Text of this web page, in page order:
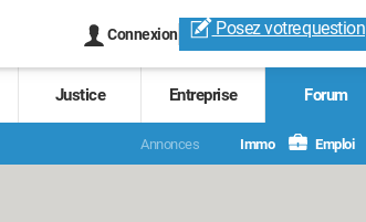
Connexion Posez votrequestion
Justice Entreprise Forum
Annonces Immo Emploi